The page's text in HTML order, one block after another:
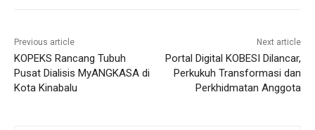
Previous article
KOPEKS Rancang Tubuh
Pusat Dialisis MyANGKASA di
Kota Kinabalu
Next article
Portal Digital KOBESI Dilancar,
Perkukuh Transformasi dan
Perkhidmatan Anggota